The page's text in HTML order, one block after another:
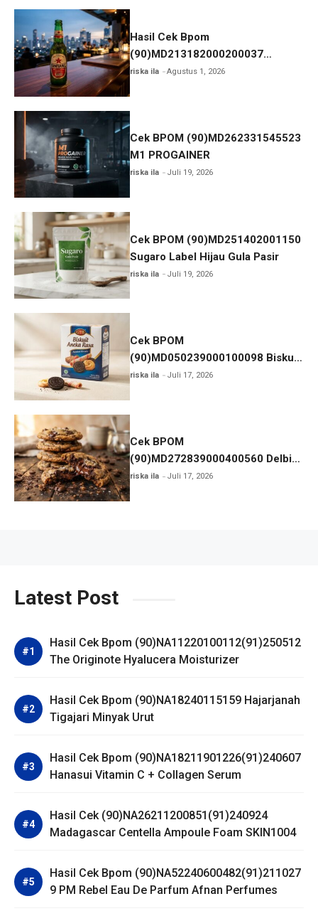
o
k
Hasil Cek Bpom
(90)MD213182000200037
Bintang Bir dan Status
riska ila Agustus 1, 2026
Cek BPOM (90)MD262331545523
M1 PROGAINER
riska ila Juli 19, 2026
Cek BPOM (90)MD251402001150
Sugaro Label Hijau Gula Pasir
riska ila Juli 19, 2026
Cek BPOM
(90)MD050239000100098 Biskuit
Aneka Rasa GTB
riska ila Juli 17, 2026
Cek BPOM
(90)MD272839000400560 Delbis
Kukis Rasa Cokelat dan Kopi
riska ila Juli 17, 2026
Latest Post
Hasil Cek Bpom (90)NA11220100112(91)250512
The Originote Hyalucera Moisturizer
Hasil Cek Bpom (90)NA18240115159 Hajarjanah
Tigajari Minyak Urut
Hasil Cek Bpom (90)NA18211901226(91)240607
Hanasui Vitamin C + Collagen Serum
Hasil Cek (90)NA26211200851(91)240924
Madagascar Centella Ampoule Foam SKIN1004
Hasil Cek Bpom (90)NA52240600482(91)211027
9 PM Rebel Eau De Parfum Afnan Perfumes